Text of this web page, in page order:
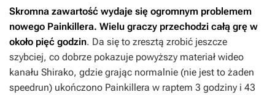
Skromna zawartość wydaje się ogromnym problemem
nowego Painkillera. Wielu graczy przechodzi całą grę w
około pięć godzin. Da się to zresztą zrobić jeszcze
szybciej, co dobrze pokazuje powyższy materiał wideo
kanału Shirako, gdzie grając normalnie (nie jest to żaden
speedrun) ukończono Painkillera w raptem 3 godziny i 43